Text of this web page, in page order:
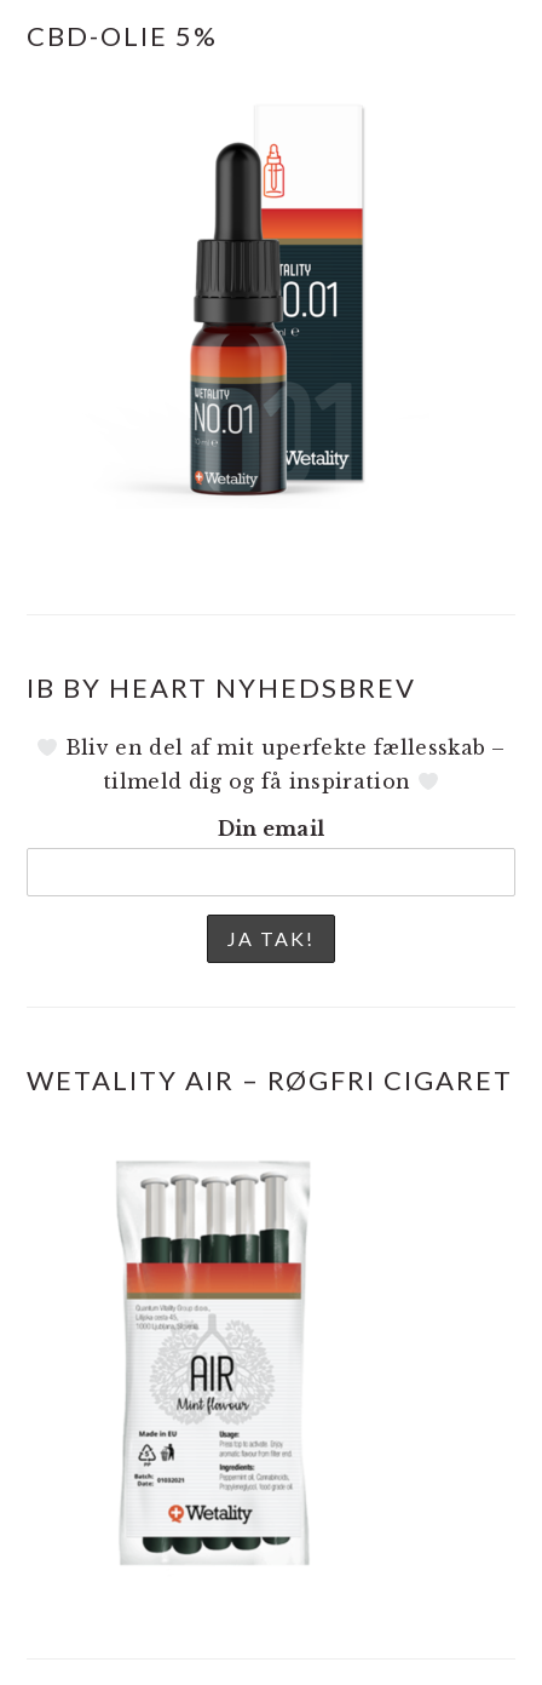
CBD-OLIE 5%
IB BY HEART NYHEDSBREV
Bliv en del af mit uperfekte fællesskab –
tilmeld dig og få inspiration
Din email
WETALITY AIR – RØGFRI CIGARET